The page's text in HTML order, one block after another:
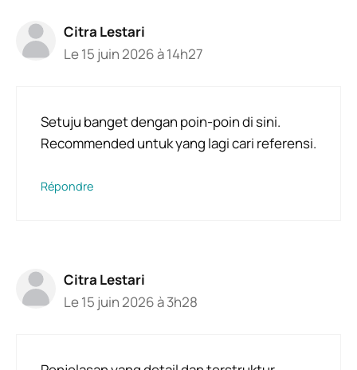
Citra Lestari
Le 15 juin 2026 à 14h27
Setuju banget dengan poin-poin di sini.
Recommended untuk yang lagi cari referensi.
Répondre
Citra Lestari
Le 15 juin 2026 à 3h28